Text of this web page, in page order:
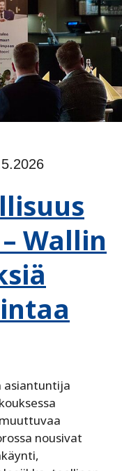
Wallin
asiantuntija
nousivat